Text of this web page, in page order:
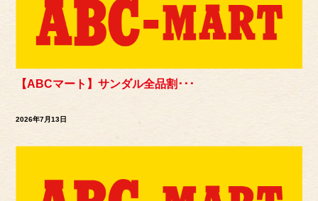
【ABCマート】サンダル全品割･･･
2026年7月13日